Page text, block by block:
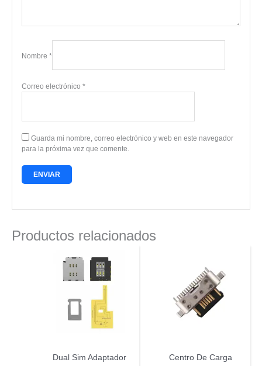
Nombre *
Correo electrónico *
Guarda mi nombre, correo electrónico y web en este navegador
para la próxima vez que comente.
Productos relacionados
Dual Sim Adaptador
Centro De Carga